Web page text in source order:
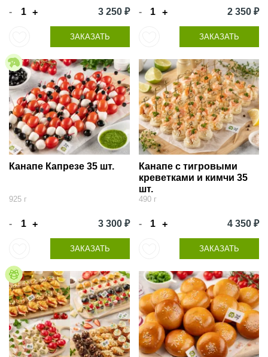
- + 3 250 ₽
ЗАКАЗАТЬ
- + 2 350 ₽
ЗАКАЗАТЬ
Канапе Капрезе 35 шт.
925 г
- + 3 300 ₽
ЗАКАЗАТЬ
Канапе с тигровыми
креветками и кимчи 35
шт.
490 г
- + 4 350 ₽
ЗАКАЗАТЬ